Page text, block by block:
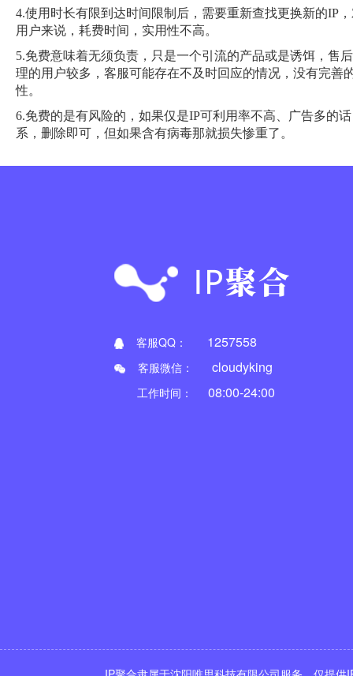
4.使用时长有限到达时间限制后，需要重新查找更换新的IP
用户来说，耗费时间，实用性不高。
5.免费意味着无须负责，只是一个引流的产品或是诱饵，售
理的用户较多，客服可能存在不及时回应的情况，没有完善
性。
6.免费的是有风险的，如果仅是IP可利用率不高、广告多的
系，删除即可，但如果含有病毒那就损失惨重了。
客服QQ： 1257558
客服微信： cloudyking
工作时间： 08:00-24:00